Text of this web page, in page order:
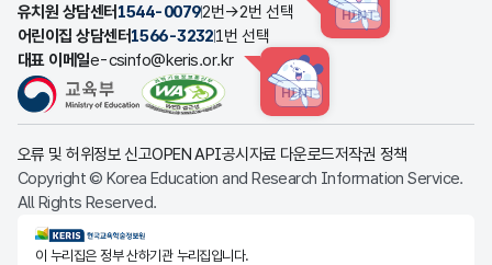
유치원 상담센터 1544-00792번→2번 선택 HINT
어린이집 상담센터1566-32321번 선택
대표 이메일e-csinfo@keris.or.kr
HINT
오류 및 허위정보 신고OPEN API공시자료 다운로드저작권 정책
Copyright © Korea Education and Research Information Service.
All Rights Reserved.
KERIS한국교육학술정보원
이 누리집은 정부 산하기관 누리집입니다.